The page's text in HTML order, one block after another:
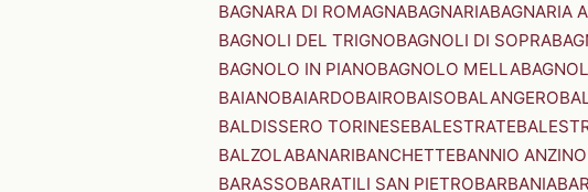
BAGNARA DI ROMAGNABAGNARIABAGNARIA
BAGNOLI DEL TRIGNOBAGNOLI DI SOPRA
BAGNOLO IN PIANOBAGNOLO MELLA
BAIANOBAIARDOBAIROBAISOBALANGERO
BALDISSERO TORINESEBALESTRATE
BALZOLABANARIBANCHETTEBANNIO ANZINO
BARASSOBARATILI SAN PIETROBARBANIA